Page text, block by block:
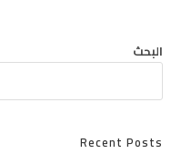
البحث
Recent Posts